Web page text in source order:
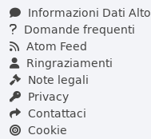
Informazioni Dati
Domande frequenti
Atom Feed
Ringraziamenti
Note legali
Privacy
Contattaci
Cookie